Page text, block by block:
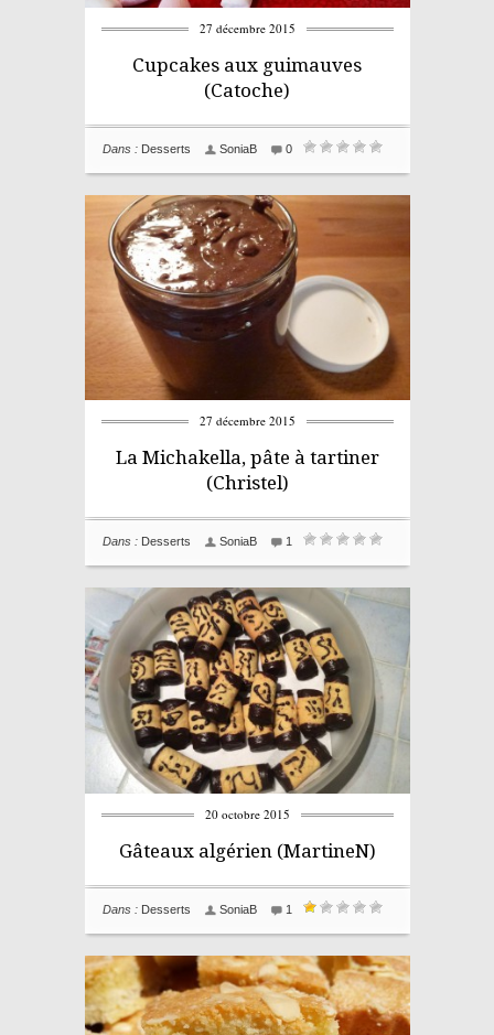
27 décembre 2015
Cupcakes aux guimauves
(Catoche)
0
SoniaB
Dans : Desserts
27 décembre 2015
La Michakella, pâte à tartiner
(Christel)
1
SoniaB
Dans : Desserts
20 octobre 2015
Gâteaux algérien (MartineN)
1
SoniaB
Dans : Desserts